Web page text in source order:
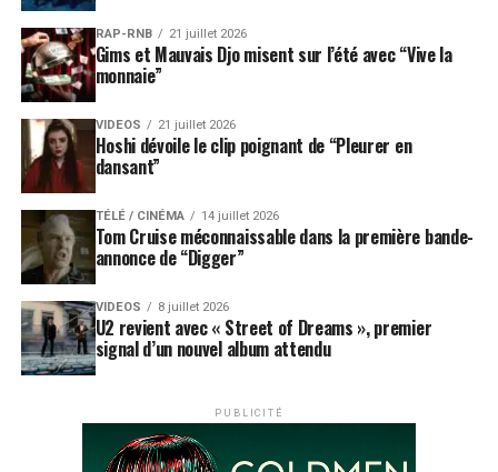
RAP-RNB 21 juillet 2026
Gims et Mauvais Djo misent sur l’été avec “Vive la
monnaie”
VIDEOS 21 juillet 2026
Hoshi dévoile le clip poignant de “Pleurer en
dansant”
TÉLÉ / CINÉMA 14 juillet 2026
Tom Cruise méconnaissable dans la première bande-
annonce de “Digger”
VIDEOS 8 juillet 2026
U2 revient avec « Street of Dreams », premier
signal d’un nouvel album attendu
PUBLICITÉ